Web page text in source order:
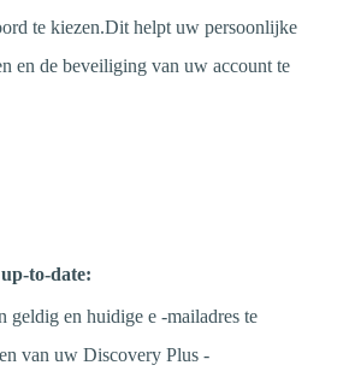
te kiezen.Dit helpt uw persoonlijke
en de beveiliging van uw account te
to-date:
geldig en huidige e -mailadres te
van uw Discovery Plus -